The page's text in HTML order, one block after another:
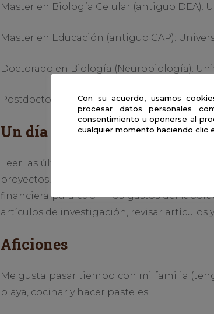
Master en Biología Celular (antiguo DEA):
Master en Educación (antiguo CAP):
Doctorado en Biología (Neurobiología):
Postdoctorado: Universidad de Texas en
Un día en la vida de un
Leer las últimas publicaciones
proyectos, reunirme con colaboradores,
financiera para cubrir los gastos del
artículos de investigación, revisar artículos
Aficiones
Me gusta pasar tiempo con mi familia
playa, cocinar y hacer pasteles.
Con su acuerdo, usamos
procesar datos personales
consentimiento u oponerse al
cualquier momento haciendo clic